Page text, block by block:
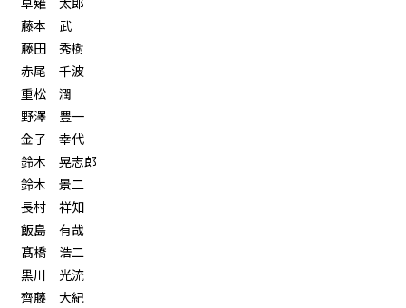
藤本 武
藤田 秀樹
赤尾 千波
重松 潤
野澤 豊一
金子 幸代
鈴木 晃志郎
鈴木 景二
長村 祥知
飯島 有哉
髙橋 浩二
黒川 光流
齊藤 大紀